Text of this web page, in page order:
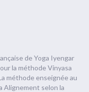
de Yoga Iyengar
la méthode Vinyasa
méthode enseignée au
Alignement selon la